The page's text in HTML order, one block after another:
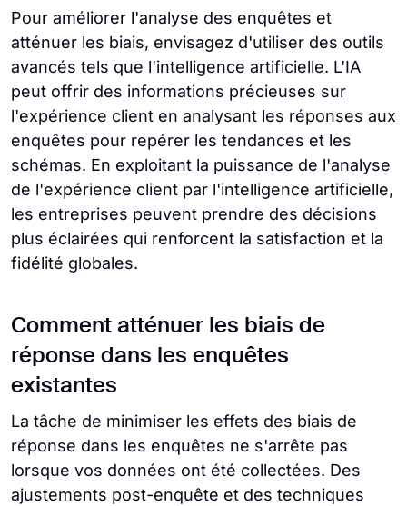
Pour améliorer l'analyse des enquêtes et
atténuer les biais, envisagez d'utiliser des outils
avancés tels que l'intelligence artificielle. L'IA
peut offrir des informations précieuses sur
l'expérience client en analysant les réponses aux
enquêtes pour repérer les tendances et les
schémas. En exploitant la puissance de l'analyse
de l'expérience client par l'intelligence artificielle,
les entreprises peuvent prendre des décisions
plus éclairées qui renforcent la satisfaction et la
fidélité globales.
Comment atténuer les biais de
réponse dans les enquêtes
existantes
La tâche de minimiser les effets des biais de
réponse dans les enquêtes ne s'arrête pas
lorsque vos données ont été collectées. Des
ajustements post-enquête et des techniques